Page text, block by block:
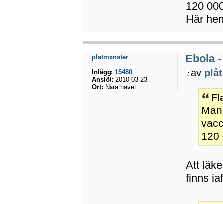
120
Här
Ebola
av
120
Att
finns
plåtmonster
Inlägg: 15480
Anslöt: 2010-03-23
Ort: Nära havet